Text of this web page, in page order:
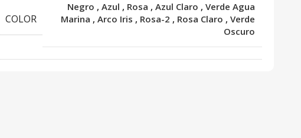
COLOR
Negro ,Azul , Rosa ,Azul Claro ,Verde Agua
Marina ,Arco Iris , Rosa-2 , Rosa Claro ,Verde
Oscuro